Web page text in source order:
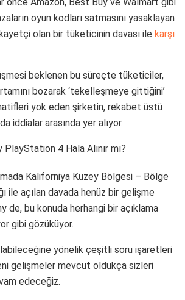
oyun kodları satmasını yasaklayan
olan bir tüketicinin davası ile karşı
beklenen bu süreçte tüketiciler,
bozarak ‘tekelleşmeye gittiğini’
yok eden şirketin, rekabet üstü
iddialar arasında yer alıyor.
Kaliforniya Kuzey Bölgesi – Bölge
ile açılan davada henüz bir gelişme
de, bu konuda herhangi bir açıklama
gibi gözüküyor.
yönelik çeşitli soru işaretleri
gelişmeler mevcut oldukça sizleri
edeceğiz.